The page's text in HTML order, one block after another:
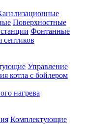
Поверхностные
Фонтанные
септиков
Управление
котла с бойлером
нагрева
Комплектующие